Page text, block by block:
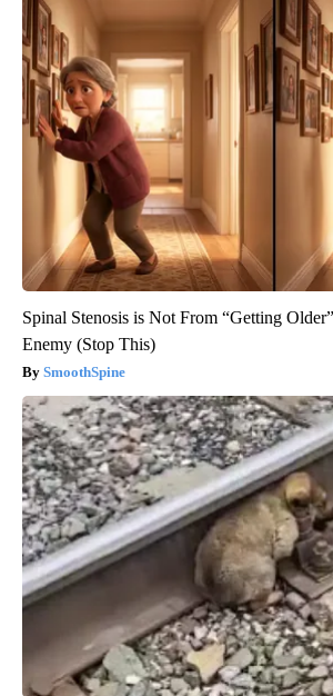
Spinal Stenosis is Not From “Getting
Enemy (Stop This)
SmoothSpine